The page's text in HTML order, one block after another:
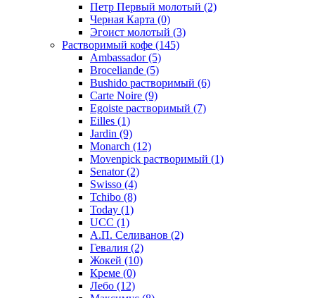
Петр Первый молотый (2)
Черная Карта (0)
Эгоист молотый (3)
Растворимый кофе (145)
Ambassador(5)
Broceliande (5)
Bushido растворимый (6)
Carte Noire (9)
Egoiste растворимый (7)
Eilles (1)
Jardin (9)
Monarch (12)
Movenpick растворимый (1)
Senator(2)
Swisso (4)
Tchibo (8)
Today (1)
UCC (1)
А.П. Селиванов (2)
Гевалия (2)
Жокей (10)
Креме (0)
Лебо (12)